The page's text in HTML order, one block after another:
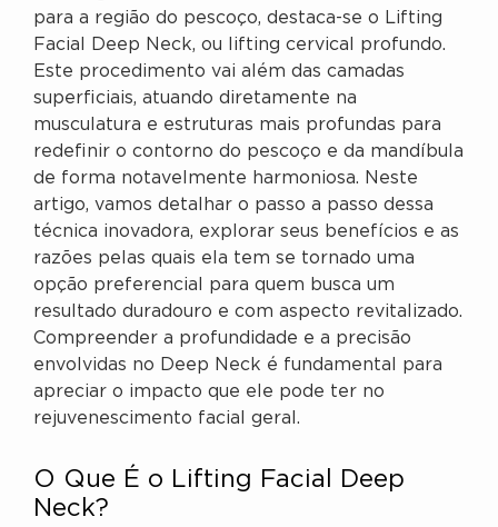
para a região do pescoço, destaca-se o Lifting
Facial Deep Neck, ou lifting cervical profundo.
Este procedimento vai além das camadas
superficiais, atuando diretamente na
musculatura e estruturas mais profundas para
redefinir o contorno do pescoço e da mandíbula
de forma notavelmente harmoniosa. Neste
artigo, vamos detalhar o passo a passo dessa
técnica inovadora, explorar seus benefícios e as
razões pelas quais ela tem se tornado uma
opção preferencial para quem busca um
resultado duradouro e com aspecto revitalizado.
Compreender a profundidade e a precisão
envolvidas no Deep Neck é fundamental para
apreciar o impacto que ele pode ter no
rejuvenescimento facial geral.
O Que É o Lifting Facial Deep
Neck?